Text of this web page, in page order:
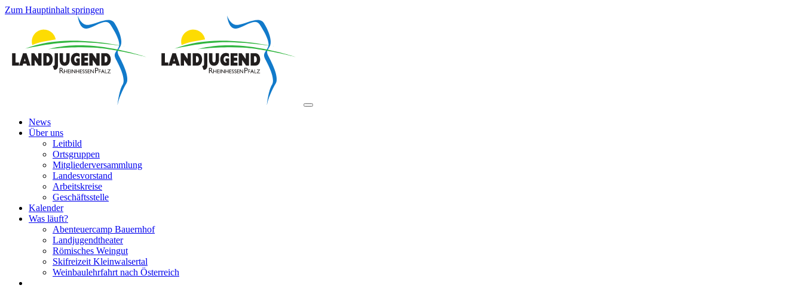
Zum Hauptinhalt springen
News
Über uns
Leitbild
Ortsgruppen
Mitgliederversammlung
Landesvorstand
Arbeitskreise
Geschäftsstelle
Kalender
Was läuft?
Abenteuercamp Bauernhof
Landjugendtheater
Römisches Weingut
Skifreizeit Kleinwalsertal
Weinbaulehrfahrt nach Österreich